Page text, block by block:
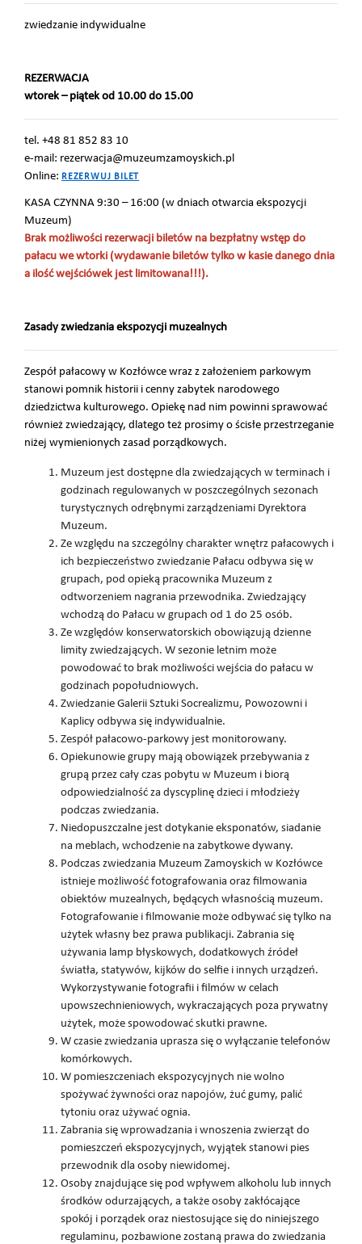
zwiedzanie indywidualne
REZERWACJA
wtorek – piątek od 10.00 do 15.00
tel. +48 81 852 83 10
e-mail: rezerwacja@muzeumzamoyskich.pl
Online: REZERWUJ BILET
KASA CZYNNA 9:30 – 16:00 (w dniach otwarcia ekspozycji
Muzeum)
Brak możliwości rezerwacji biletów na bezpłatny wstęp do
pałacu we wtorki (wydawanie biletów tylko w kasie danego dnia
a ilość wejściówek jest limitowana!!!).
Zasady zwiedzania ekspozycji muzealnych
Zespół pałacowy w Kozłówce wraz z założeniem parkowym
stanowi pomnik historii i cenny zabytek narodowego
dziedzictwa kulturowego. Opiekę nad nim powinni sprawować
również zwiedzający, dlatego też prosimy o ścisłe przestrzeganie
niżej wymienionych zasad porządkowych.
Muzeum jest dostępne dla zwiedzających w terminach i
godzinach regulowanych w poszczególnych sezonach
turystycznych odrębnymi zarządzeniami Dyrektora
Muzeum.
Ze względu na szczególny charakter wnętrz pałacowych i
ich bezpieczeństwo zwiedzanie Pałacu odbywa się w
grupach, pod opieką pracownika Muzeum z
odtworzeniem nagrania przewodnika. Zwiedzający
wchodzą do Pałacu w grupach od 1 do 25 osób.
Ze względów konserwatorskich obowiązują dzienne
limity zwiedzających. W sezonie letnim może
powodować to brak możliwości wejścia do pałacu w
godzinach popołudniowych.
Zwiedzanie Galerii Sztuki Socrealizmu, Powozowni i
Kaplicy odbywa się indywidualnie.
Zespół pałacowo-parkowy jest monitorowany.
Opiekunowie grupy mają obowiązek przebywania z
grupą przez cały czas pobytu w Muzeum i biorą
odpowiedzialność za dyscyplinę dzieci i młodzieży
podczas zwiedzania.
Niedopuszczalne jest dotykanie eksponatów, siadanie
na meblach, wchodzenie na zabytkowe dywany.
Podczas zwiedzania Muzeum Zamoyskich w Kozłówce
istnieje możliwość fotografowania oraz filmowania
obiektów muzealnych, będących własnością muzeum.
Fotografowanie i filmowanie może odbywać się tylko na
użytek własny bez prawa publikacji. Zabrania się
używania lamp błyskowych, dodatkowych źródeł
światła, statywów, kijków do selfie i innych urządzeń.
Wykorzystywanie fotografii i filmów w celach
upowszechnieniowych, wykraczających poza prywatny
użytek, może spowodować skutki prawne.
W czasie zwiedzania uprasza się o wyłączanie telefonów
komórkowych.
W pomieszczeniach ekspozycyjnych nie wolno
spożywać żywności oraz napojów, żuć gumy, palić
tytoniu oraz używać ognia.
Zabrania się wprowadzania i wnoszenia zwierząt do
pomieszczeń ekspozycyjnych, wyjątek stanowi pies
przewodnik dla osoby niewidomej.
Osoby znajdujące się pod wpływem alkoholu lub innych
środków odurzających, a także osoby zakłócające
spokój i porządek oraz niestosujące się do niniejszego
regulaminu, pozbawione zostaną prawa do zwiedzania